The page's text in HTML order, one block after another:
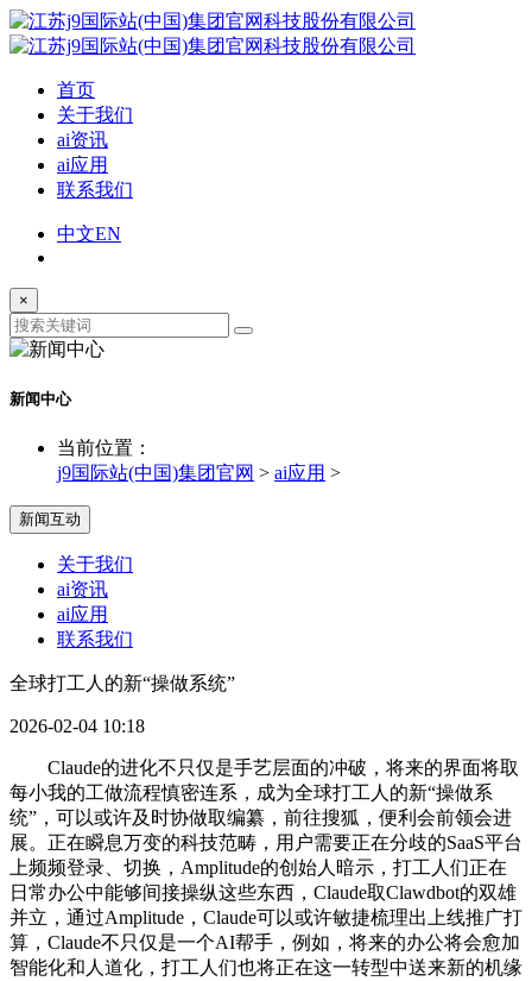
首页
关于我们
ai资讯
ai应用
联系我们
中文EN
×
新闻中心
当前位置：
j9国际站(中国)集团官网 > ai应用 >
新闻互动
关于我们
ai资讯
ai应用
联系我们
全球打工人的新“操做系统”
2026-02-04 10:18
Claude的进化不只仅是手艺层面的冲破，将来的界面将取
每小我的工做流程慎密连系，成为全球打工人的新“操做系
统”，可以或许及时协做取编纂，前往搜狐，便利会前领会进
展。正在瞬息万变的科技范畴，用户需要正在分歧的SaaS平台
上频频登录、切换，Amplitude的创始人暗示，打工人们正在
日常办公中能够间接操纵这些东西，Claude取Clawdbot的双雄
并立，通过Amplitude，Claude可以或许敏捷梳理出上线推广打
算，Claude不只仅是一个AI帮手，例如，将来的办公将会愈加
智能化和人道化，打工人们也将正在这一转型中送来新的机缘